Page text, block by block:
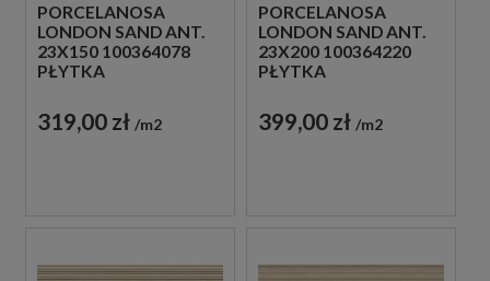
PORCELANOSA
LONDON SAND ANT.
23X150 100364078
PŁYTKA
DREWNOPODOBNA
319,00 zł m2
PORCELANOSA
LONDON SAND ANT.
23X200 100364220
PŁYTKA
DREWNOPODOBNA
399,00 zł m2